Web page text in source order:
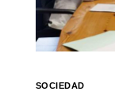
SOCIEDAD